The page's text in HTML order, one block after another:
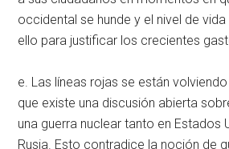
occidental se hunde y el nivel de
ello para justificar los crecientes
e. Las líneas rojas se están
que existe una discusión abierta
una guerra nuclear tanto en Estados
Rusia. Esto contradice la noción de